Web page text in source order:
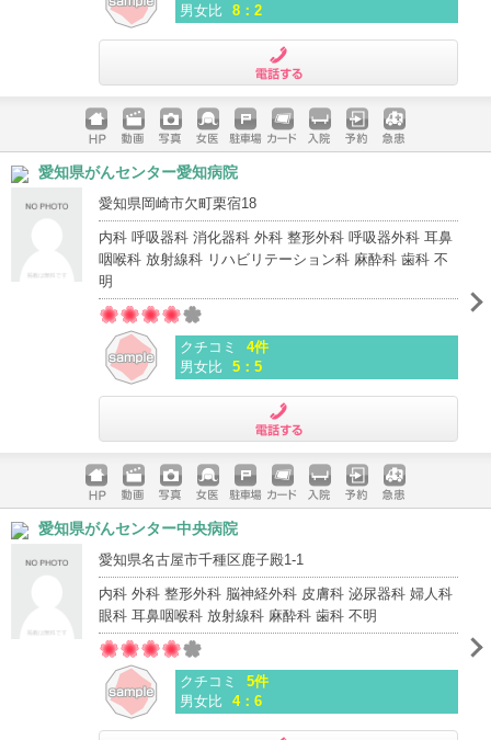
男女比 8：2
ホームペ
ージ
動画 写真 女医 駐車場
クレジッ
入院 予約 急患
愛知県がんセンター愛知病院
愛知県岡崎市欠町栗宿18
内科 呼吸器科 消化器科 外科 整形外科 呼吸器外科 耳鼻
咽喉科 放射線科 リハビリテーション科 麻酔科 歯科 不
明
クチコミ
4件
男女比 5：5
ホームペ
ージ
動画 写真 女医 駐車場
クレジッ
入院 予約 急患
愛知県がんセンター中央病院
愛知県名古屋市千種区鹿子殿1-1
内科 外科 整形外科 脳神経外科 皮膚科 泌尿器科 婦人科
眼科 耳鼻咽喉科 放射線科 麻酔科 歯科 不明
クチコミ
5件
男女比 4：6